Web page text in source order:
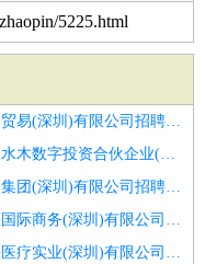
5225.html
飞野贸易(深圳)有限公司招聘商务专员
昆山水木数字投资合伙企业(有限合伙)招聘网络在线销售
招银集团(深圳)有限公司招聘商务专员
亚拓国际商务(深圳)有限公司招聘商务专员
富海医疗实业(深圳)有限公司招聘游戏产品引入商务